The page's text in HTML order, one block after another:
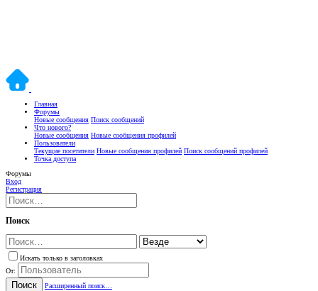
Главная
Форумы
Новые сообщения Поиск сообщений
Что нового?
Новые сообщения Новые сообщения профилей
Пользователи
Текущие посетители Новые сообщения профилей Поиск сообщений профилей
Точка доступа
Форумы
Вход
Регистрация
Поиск
Искать только в заголовках
От:
Поиск Расширенный поиск…